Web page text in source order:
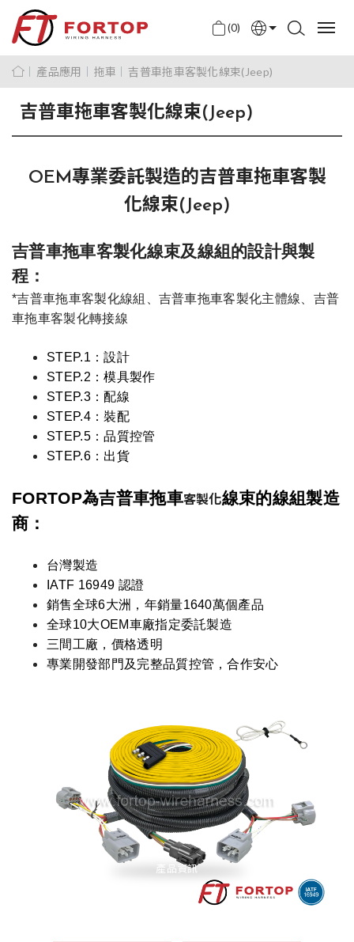
(0)
English
中文
日本語
產品應用 拖車 吉普車拖車客製化線束(Jeep)
吉普車拖車客製化線束(Jeep)
OEM專業委託製造的吉普車拖車客製
化線束(Jeep)
吉普車拖車客製化線束及線組的設計與製
程：
*吉普車拖車客製化線組、 吉普車拖車客製化主體線
吉普
車拖車客製化轉接線
STEP.1：設計
STEP.2：模具製作
STEP.3：配線
STEP.4： 裝配
STEP.5：品質控管
STEP.6：出貨
FORTOP為吉普車拖車客製化線束的線組製造
商：
台灣製造
IATF 16949 認證
銷售全球6大洲，年銷量1640萬個產品
全球10大OEM車廠指定委託製造
三間工廠，價格透明
專業開發部門及完整品質控管，合作安心
產品資訊